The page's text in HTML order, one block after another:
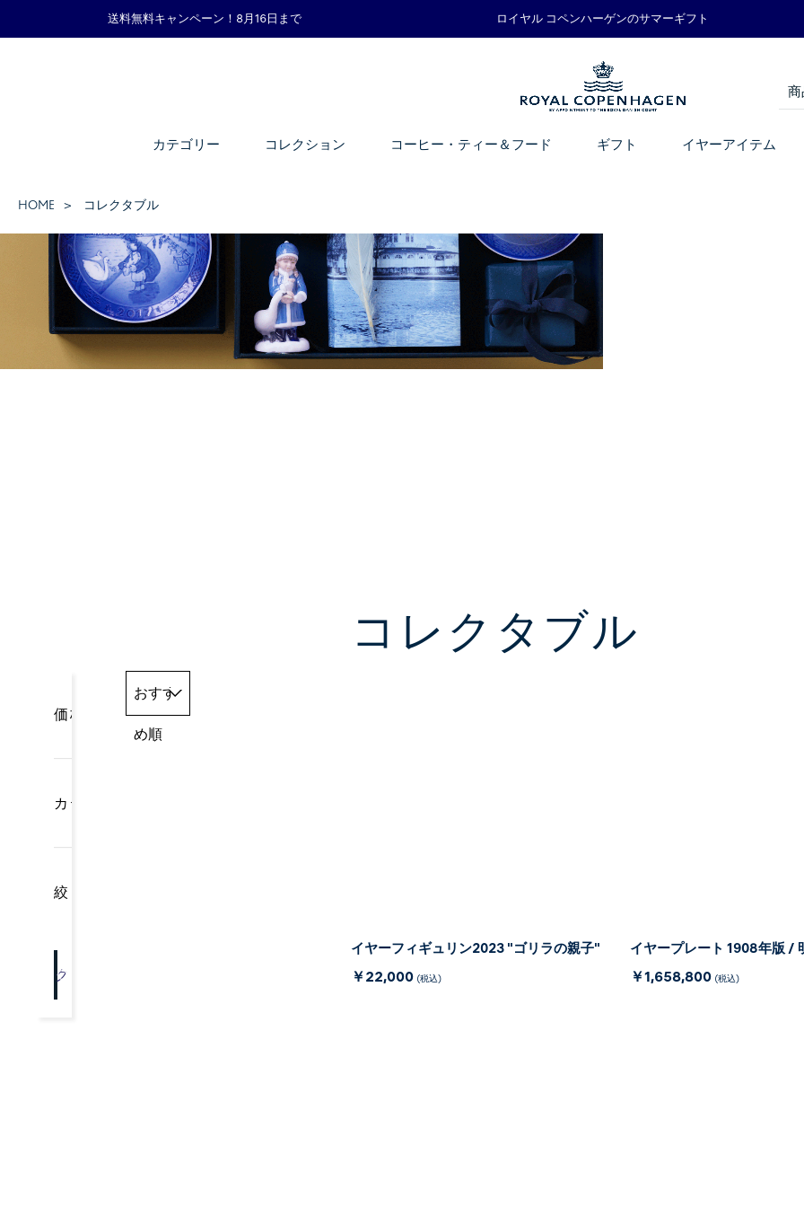
送料無料キャンペーン！8月16日まで ロイヤル コペンハーゲンのサマーギフト
カテゴリー コレクション コーヒー・ティー＆フード ギフト イヤーアイテム
HOME コレクタブル
コレクタブル
価格
カテゴリー
絞り込み
クリア
OK
おすす
め順
イヤーフィギュリン2023 "ゴリラの親子"
￥22,000 (税込)
イヤープレート 1908年版 /
￥1,658,800 (税込)